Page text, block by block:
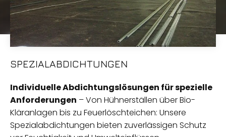
SPEZIALABDICHTUNGEN
Individuelle Abdichtungslösungen für spezielle
Anforderungen – Von Hühnerställen über Bio-
Kläranlagen bis zu Feuerlöschteichen: Unsere
Spezialabdichtungen bieten zuverlässigen Schutz